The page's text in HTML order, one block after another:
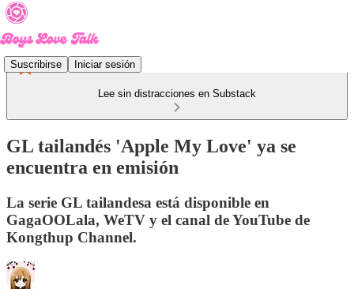
Suscribirse Iniciar sesión
Lee sin distracciones en Substack
GL tailandés 'Apple My Love' ya se
encuentra en emisión
La serie GL tailandesa está disponible en
GagaOOLala, WeTV y el canal de YouTube de
Kongthup Channel.